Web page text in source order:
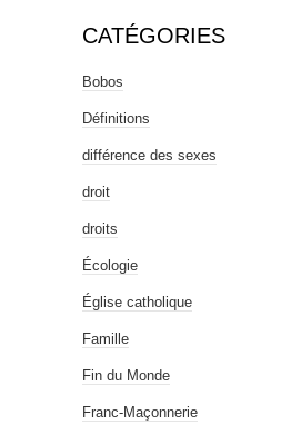
CATÉGORIES
Bobos
Définitions
différence des sexes
droit
droits
Écologie
Église catholique
Famille
Fin du Monde
Franc-Maçonnerie